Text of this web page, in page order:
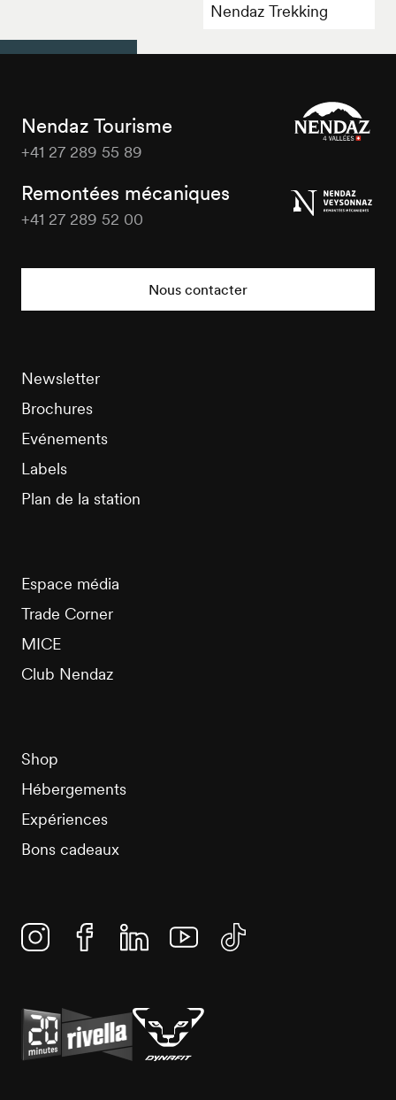
Nendaz Trekking
Nendaz Tourisme
+41 27 289 55 89
Remontées mécaniques
+41 27 289 52 00
Nous contacter
Newsletter
Brochures
Evénements
Labels
Plan de la station
Espace média
Trade Corner
MICE
Club Nendaz
Shop
Hébergements
Expériences
Bons cadeaux